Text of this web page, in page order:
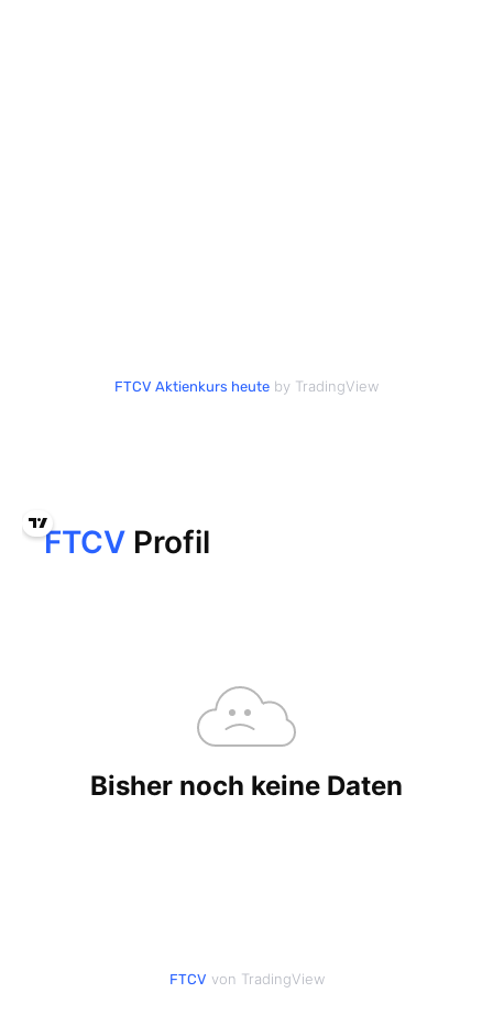
FTCV Aktienkurs heute by TradingView
FTCV von TradingView